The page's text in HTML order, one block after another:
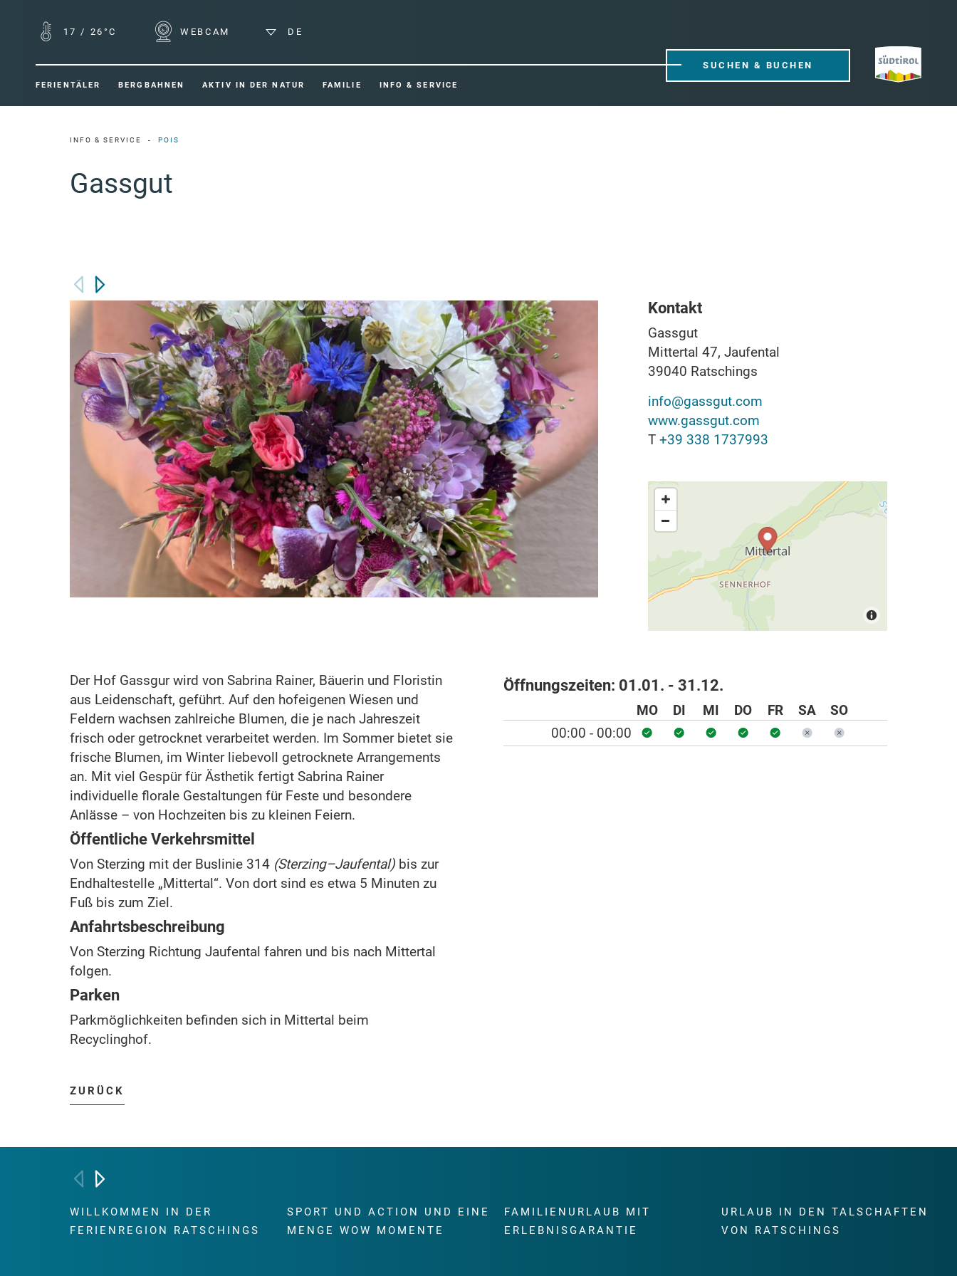
17 / 26°C WEBCAM DE
FERIENTÄLER BERGBAHNEN AKTIV IN DER NATUR FAMILIE INFO & SERVICE
SUCHEN & BUCHEN
INFO & SERVICE POIS
Gassgut
Kontakt
Gassgut
Mittertal 47, Jaufental
39040 Ratschings
info@gassgut.com
www.gassgut.com
T +39 338 1737993
Der Hof Gassgur wird von Sabrina Rainer, Bäuerin und Floristin
aus Leidenschaft, geführt. Auf den hofeigenen Wiesen und
Feldern wachsen zahlreiche Blumen, die je nach Jahreszeit
frisch oder getrocknet verarbeitet werden. Im Sommer bietet sie
frische Blumen, im Winter liebevoll getrocknete Arrangements
an. Mit viel Gespür für Ästhetik fertigt Sabrina Rainer
individuelle florale Gestaltungen für Feste und besondere
Anlässe – von Hochzeiten bis zu kleinen Feiern.
Öffentliche Verkehrsmittel
Von Sterzing mit der Buslinie 314 (Sterzing–Jaufental) bis zur
Endhaltestelle „Mittertal“. Von dort sind es etwa 5 Minuten zu
Fuß bis zum Ziel.
Anfahrtsbeschreibung
Von Sterzing Richtung Jaufental fahren und bis nach Mittertal
folgen.
Parken
Parkmöglichkeiten befinden sich in Mittertal beim
Recyclinghof.
Öffnungszeiten: 01.01. - 31.12.
MO DI MI DO FR SA
SO
00:00 - 00:00
ZURÜCK
WILLKOMMEN IN DER
FERIENREGION RATSCHINGS
SPORT UND ACTION UND EINE
MENGE WOW MOMENTE
FAMILIENURLAUB MIT
ERLEBNISGARANTIE
URLAUB IN DEN TALSCHAFTEN
VON RATSCHINGS